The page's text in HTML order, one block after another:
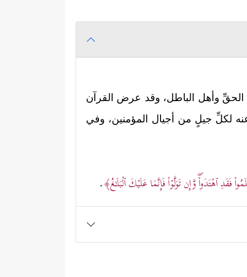
الحقِّ وأهل الباطل، وقد عرض القرآن
لكلِّ جيلٍ من أجيال المؤمنين، وفي
فَقَدِ ٱهۡتَدَواْۖ وَّإِن تَوَلَّوۡاْ فَإِنَّمَا عَلَیۡكَ ٱلۡبَلَـٰغُ﴾ .
لَنَا ذُنُوبَنَا وَقِنَا عَذَابَ ٱلنَّارِﭜٱلصَّـٰبِرِینَ وَٱلصَّـٰدِقِینَ